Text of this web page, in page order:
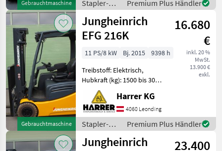
Gebrauchtmaschine
gebraucht Typ: Junghei
Stapler-
und
Lagertechnik
/
Jungheinrich
Premium Plus Händler
Gebrauchtmaschine
Jungheinrich
EFG 216K
16.680
€
inkl. 20 %
MwSt.
13.900 €
exkl.
11 PS/8 kW Bj. 2015
9398 h
Treibstoff: Elektrisch,
Hubkraft (kg): 1500 bis 3000,
Masttyp: Triplex, Stapler-
Bauart:
Frontstapler/Gabelstapler
Jungheinrich Elektrostapler
gebraucht Typ: Junghe
Harrer KG
4060 Leonding
Stapler-
und
Lagertechnik
Premium Plus Händler
Jungheinrich
23.400